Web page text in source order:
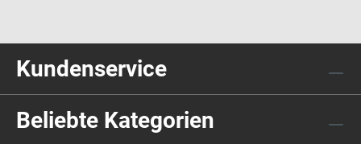
Kundenservice
Beliebte Kategorien